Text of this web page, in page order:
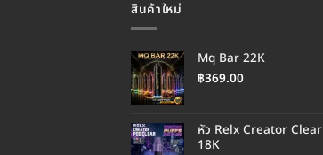
สินค้าใหม่
Mq Bar 22K
฿369.00
หัว Relx Creator Clear
18K